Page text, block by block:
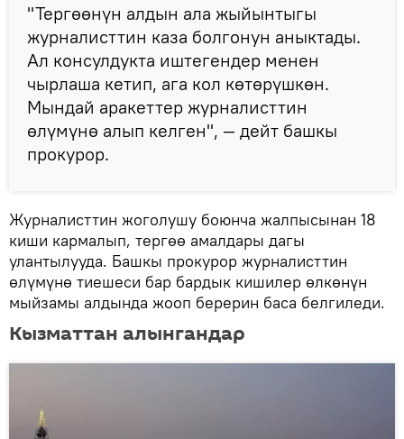
"Тергөөнүн алдын ала жыйынтыгы
журналисттин каза болгонун аныктады.
Ал консулдукта иштегендер менен
чырлаша кетип, ага кол көтөрүшкөн.
Мындай аракеттер журналисттин
өлүмүнө алып келген", — дейт башкы
прокурор.
Журналисттин жоголушу боюнча жалпысынан 18
киши кармалып, тергөө амалдары дагы
улантылууда. Башкы прокурор журналисттин
өлүмүнө тиешеси бар бардык кишилер өлкөнүн
мыйзамы алдында жооп берерин баса белгиледи.
Кызматтан алынгандар